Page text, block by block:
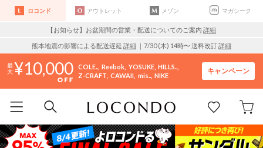
ロコンド アウトレット メゾン マガシーク
【お知らせ】お盆期間の営業・配送についてのご案内 詳細
熊本地震の影響による配送遅延 詳細 ｜7/30 (木) 14時〜 送料改訂詳細
10,000 COLE.. Reebok YOSUKE HILLS..
Z-CRAFT CAWAII mis.. NIKE
キャンペーン